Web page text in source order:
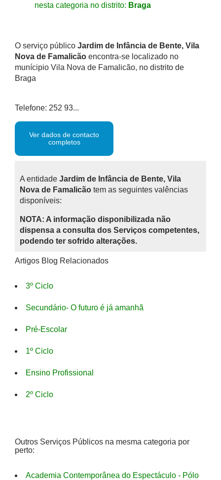
nesta categoria no distrito: Braga
O serviço público Jardim de Infância de Bente, Vila
Nova de Famalicão encontra-se localizado no
munícipio Vila Nova de Famalicão, no distrito de
Braga
Telefone: 252 93...
Ver dados de contacto
completos
A entidade Jardim de Infância de Bente, Vila
Nova de Famalicão tem as seguintes valências
disponíveis:
NOTA: A informação disponibilizada não
dispensa a consulta dos Serviços competentes,
podendo ter sofrido alterações.
Artigos Blog Relacionados
3º Ciclo
Secundário- O futuro é já amanhã
Pré-Escolar
1º Ciclo
Ensino Profissional
2º Ciclo
Outros Serviços Públicos na mesma categoria por
perto:
Academia Contemporânea do Espectáculo - Pólo